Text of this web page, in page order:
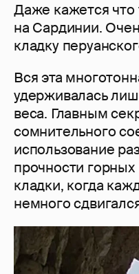
Даже кажется что
на Сардинии.
кладку
Вся эта
удерживалась
веса. Главным
сомнительного
использование
прочности
кладки, когда
немного